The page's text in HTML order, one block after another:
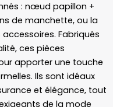
: nœud papillon +
de manchette, ou la
Fabriqués
ces pièces
apporter une touche
Ils sont idéaux
et élégance, tout
de la mode